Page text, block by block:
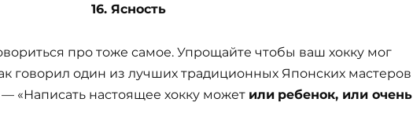
16. Ясность
про тоже самое. Упрощайте чтобы ваш хокку мог
говорил один из лучших традиционных Японских мастеров
«Написать настоящее хокку может или ребенок, или очень